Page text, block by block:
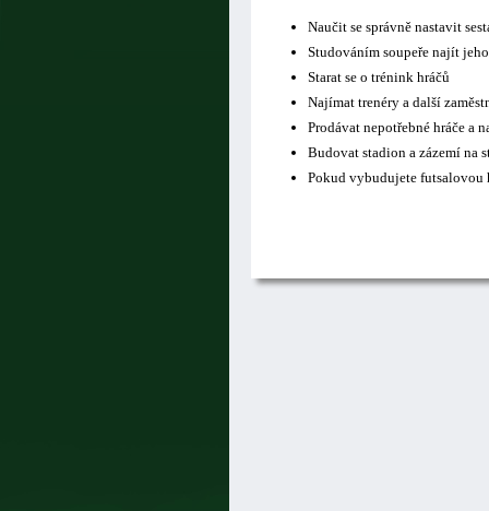
Naučit se správně nastavit
Studováním soupeře najít
Starat se o trénink hráčů
Najímat trenéry a další
Prodávat nepotřebné hráče a
Budovat stadion a zázemí na
Pokud vybudujete futsalovou